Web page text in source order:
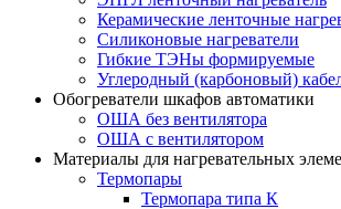
Керамические ленточные
Силиконовые нагреватели
Гибкие ТЭНы формируемые
Углеродный (карбоновый)
Обогреватели шкафов автоматики
ОША без вентилятора
ОША с вентилятором
Материалы для нагревательных
Термопары
Термопара типа К